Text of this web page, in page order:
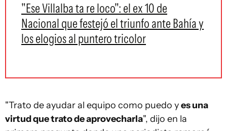
"Ese Villalba ta re loco": el ex 10 de
Nacional que festejó el triunfo ante Bahía y
los elogios al puntero tricolor
"Trato de ayudar al equipo como puedo yes una
virtud que trato de aprovecharla", dijo en la